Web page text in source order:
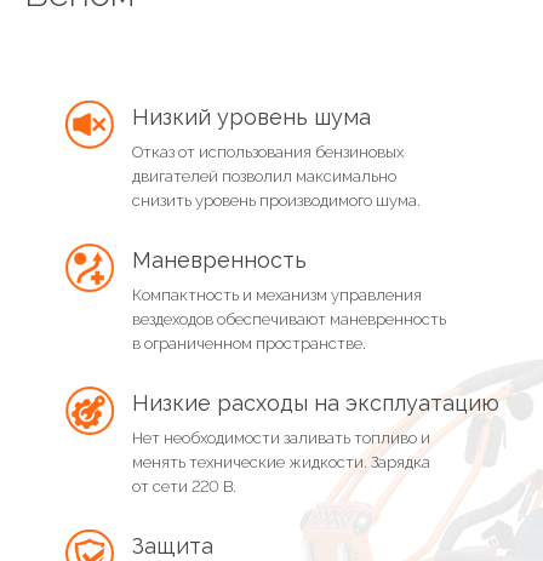
Защита
Маневренность
Компактность и механизм управления
вездеходов обеспечивают маневренность
в ограниченном пространстве.
Низкие расходы на эксплуатацию
Нет необходимости заливать топливо и
менять технические жидкости. Зарядка
от сети 220 В.
Низкий уровень шума
Отказ от использования бензиновых
двигателей позволил максимально
снизить уровень производимого шума.